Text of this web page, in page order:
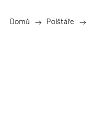
Domů / Polštáře /